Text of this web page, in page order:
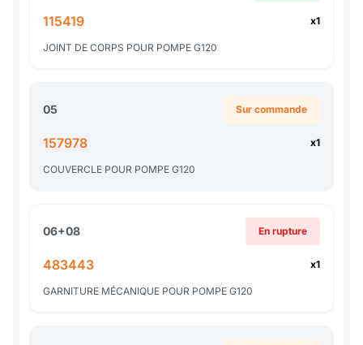
115419 x1
JOINT DE CORPS POUR POMPE G120
05 Sur commande
157978 x1
COUVERCLE POUR POMPE G120
06+08 En rupture
483443 x1
GARNITURE MÉCANIQUE POUR POMPE G120